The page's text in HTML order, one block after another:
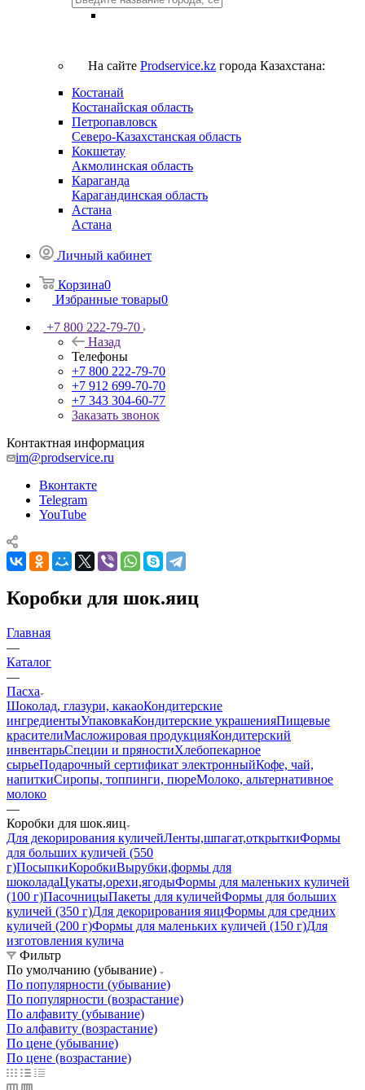
На сайте Prodservice.kz города Казахстана:
Костанай
Костанайская область
Петропавловск
Северо-Казахстанская область
Кокшетау
Акмолинская область
Караганда
Карагандинская область
Астана
Астана
Личный кабинет
Корзина0
Избранные товары0
+7 800 222-79-70
Назад
Телефоны
+7 800 222-79-70
+7 912 699-70-70
+7 343 304-60-77
Заказать звонок
Контактная информация
im@prodservice.ru
Вконтакте
Telegram
YouTube
Коробки для шок.яиц
Главная
—
Каталог
—
Пасха
Шоколад, глазури, какаоКондитерские
ингредиентыУпаковкаКондитерские украшенияПищевые
красителиМасложировая продукцияКондитерский
инвентарьСпеции и пряностиХлебопекарное
сырьеПодарочный сертификат электронныйКофе, чай,
напиткиСиропы, топпинги, пюреМолоко, альтернативное
молоко
—
Коробки для шок.яиц
Для декорирования куличейЛенты,шпагат,открыткиФормы
для больших куличей (550
г)ПосыпкиКоробкиВырубки,формы для
шоколадаЦукаты,орехи,ягодыФормы для маленьких куличей
(100 г)ПасочницыПакеты для куличейФормы для больших
куличей (350 г)Для декорирования яицФормы для средних
куличей (200 г)Формы для маленьких куличей (150 г)Для
изготовления кулича
Фильтр
По умолчанию (убывание)
По популярности (убывание)
По популярности (возрастание)
По алфавиту (убывание)
По алфавиту (возрастание)
По цене (убывание)
По цене (возрастание)